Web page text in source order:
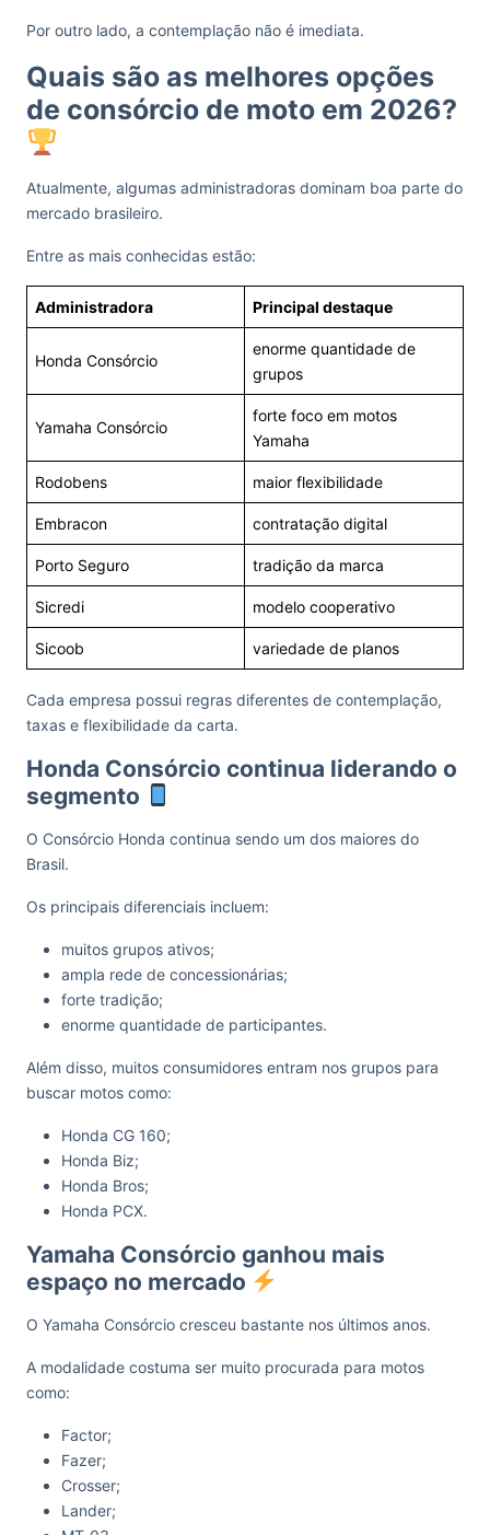
Por outro lado, a contemplação não é imediata.
Quais são as melhores opções
de consórcio de moto em 2026?
Atualmente, algumas administradoras dominam boa parte do
mercado brasileiro.
Entre as mais conhecidas estão:
Administradora Principal destaque
Honda Consórcio
enorme quantidade de
grupos
Yamaha Consórcio
forte foco em motos
Yamaha
Rodobens maior flexibilidade
Embracon contratação digital
Porto Seguro tradição da marca
Sicredi modelo cooperativo
Sicoob variedade de planos
Cada empresa possui regras diferentes de contemplação,
taxas e flexibilidade da carta.
Honda Consórcio continua liderando o
segmento
O Consórcio Honda continua sendo um dos maiores do
Brasil.
Os principais diferenciais incluem:
muitos grupos ativos;
ampla rede de concessionárias;
forte tradição;
enorme quantidade de participantes.
Além disso, muitos consumidores entram nos grupos para
buscar motos como:
Honda CG 160;
Honda Biz;
Honda Bros;
Honda PCX.
Yamaha Consórcio ganhou mais
espaço no mercado
O Yamaha Consórcio cresceu bastante nos últimos anos.
A modalidade costuma ser muito procurada para motos
como:
Factor;
Fazer;
Crosser;
Lander;